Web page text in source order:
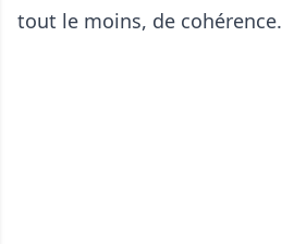
tout le moins, de cohérence.